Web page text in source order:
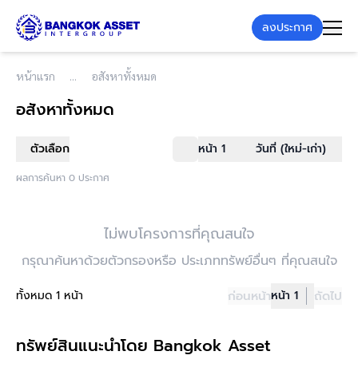
ลงประกาศ
หน้าแรก อสังหาทั้งหมด
อสังหาทั้งหมด
ตัวเลือก หน้า 1 วันที่ (ใหม่-เก่า)
ผลการค้นหา 0 ประกาศ
ไม่พบโครงการที่คุณสนใจ
กรุณาค้นหาด้วยตัวกรองหรือ ประเภททรัพย์อื่นๆ ที่คุณสนใจ
ทั้งหมด 1 หน้า ก่อนหน้าหน้า 1 ถัดไป
ทรัพย์สินแนะนำโดย Bangkok Asset